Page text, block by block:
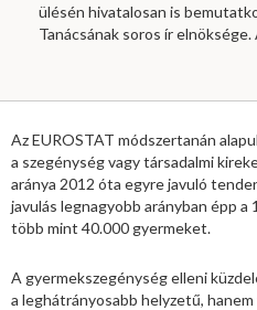
ülésén hivatalosan is
Tanácsának soros ír elnöksége.
Az EUROSTAT módszertanán
a szegénység vagy társadalmi
aránya 2012 óta egyre javuló
javulás legnagyobb arányban épp
több mint 40.000 gyermeket.
A gyermekszegénység elleni
a leghátrányosabb helyzetű,